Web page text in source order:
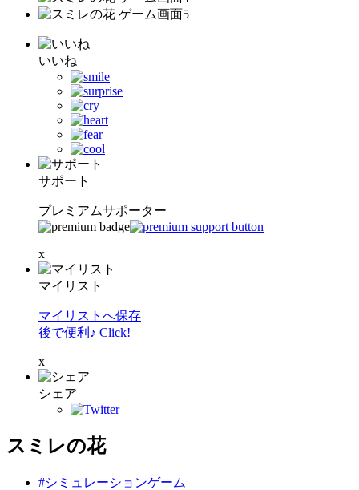
いいね
サポート
プレミアムサポーター
x
マイリスト
マイリストへ保存
後で便利♪ Click!
x
シェア
スミレの花
#シミュレーションゲーム